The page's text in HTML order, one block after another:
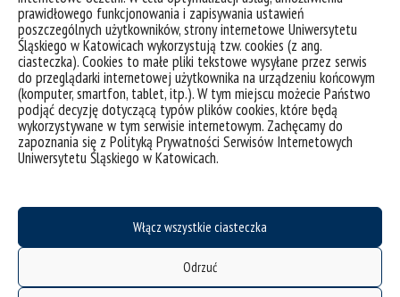
prawidłowego funkcjonowania i zapisywania ustawień
poszczególnych użytkowników, strony internetowe Uniwersytetu
Śląskiego w Katowicach wykorzystują tzw. cookies (z ang.
ciasteczka). Cookies to małe pliki tekstowe wysyłane przez serwis
do przeglądarki internetowej użytkownika na urządzeniu końcowym
(komputer, smartfon, tablet, itp.). W tym miejscu możecie Państwo
podjąć decyzję dotyczącą typów plików cookies, które będą
wykorzystywane w tym serwisie internetowym. Zachęcamy do
zapoznania się z Polityką Prywatności Serwisów Internetowych
Uniwersytetu Śląskiego w Katowicach.
Włącz wszystkie ciasteczka
Odrzuć
deklaracja dostępności
Instytut Pedagogiki
ul. Grażyńskiego 53
40-126 Katowice